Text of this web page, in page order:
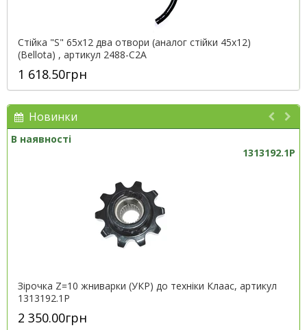
Стійка "S" 65х12 два отвори (аналог стійки 45х12)
(Bellota) , артикул 2488-С2А
1 618.50грн
Новинки
В наявності
1313192.1P
Зірочка Z=10 жниварки (УКР) до техніки Клаас, артикул
1313192.1P
2 350.00грн